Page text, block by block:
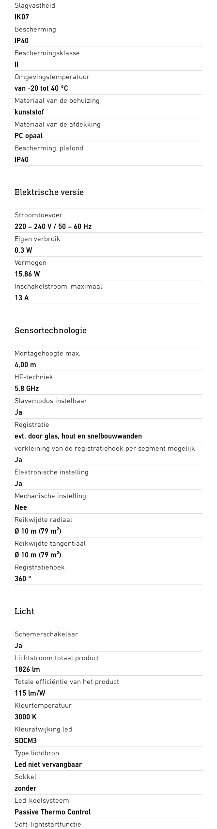
Slagvastheid
IK07
Bescherming
IP40
Beschermingsklasse
II
Omgevingstemperatuur
van -20 tot 40 °C
Materiaal van de behuizing
kunststof
Materiaal van de afdekking
PC opaal
Bescherming, plafond
IP40
Elektrische versie
Stroomtoevoer
220 – 240 V / 50 – 60 Hz
Eigen verbruik
0,3 W
Vermogen
15,86 W
Inschakelstroom, maximaal
13 A
Sensortechnologie
Montagehoogte max.
4,00 m
HF-techniek
5,8 GHz
Slavemodus instelbaar
Ja
Registratie
evt. door glas, hout en snelbouwwanden
verkleining van de registratiehoek per segment mogelijk
Ja
Elektronische instelling
Ja
Mechanische instelling
Nee
Reikwijdte radiaal
Ø 10 m (79 m²)
Reikwijdte tangentiaal
Ø 10 m (79 m²)
Registratiehoek
360 °
Licht
Schemerschakelaar
Ja
Lichtstroom totaal product
1826 lm
Totale efficiëntie van het product
115 lm/W
Kleurtemperatuur
3000 K
Kleurafwijking led
SDCM3
Type lichtbron
Led niet vervangbaar
Sokkel
zonder
Led-koelsysteem
Passive Thermo Control
Soft-lightstartfunctie